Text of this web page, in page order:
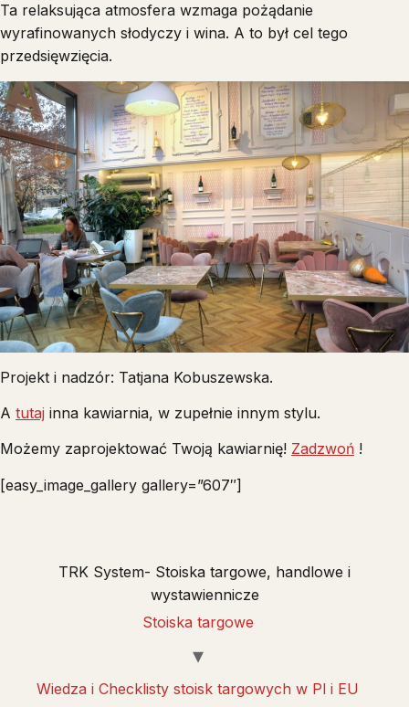
Ta relaksująca atmosfera wzmaga pożądanie
wyrafinowanych słodyczy i wina. A to był cel tego
przedsięwzięcia.
Projekt i nadzór: Tatjana Kobuszewska.
A tutaj inna kawiarnia, w zupełnie innym stylu.
Możemy zaprojektować Twoją kawiarnię! Zadzwoń !
[easy_image_gallery gallery=”607″]
TRK System- Stoiska targowe, handlowe i
wystawiennicze
Stoiska targowe
Wiedza i Checklisty stoisk targowych w Pl i EU